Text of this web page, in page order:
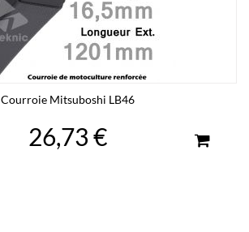
Courroie Mitsuboshi LB46
26,73 €